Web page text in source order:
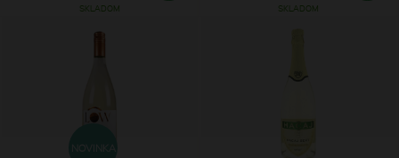
SKLADOM SKLADOM